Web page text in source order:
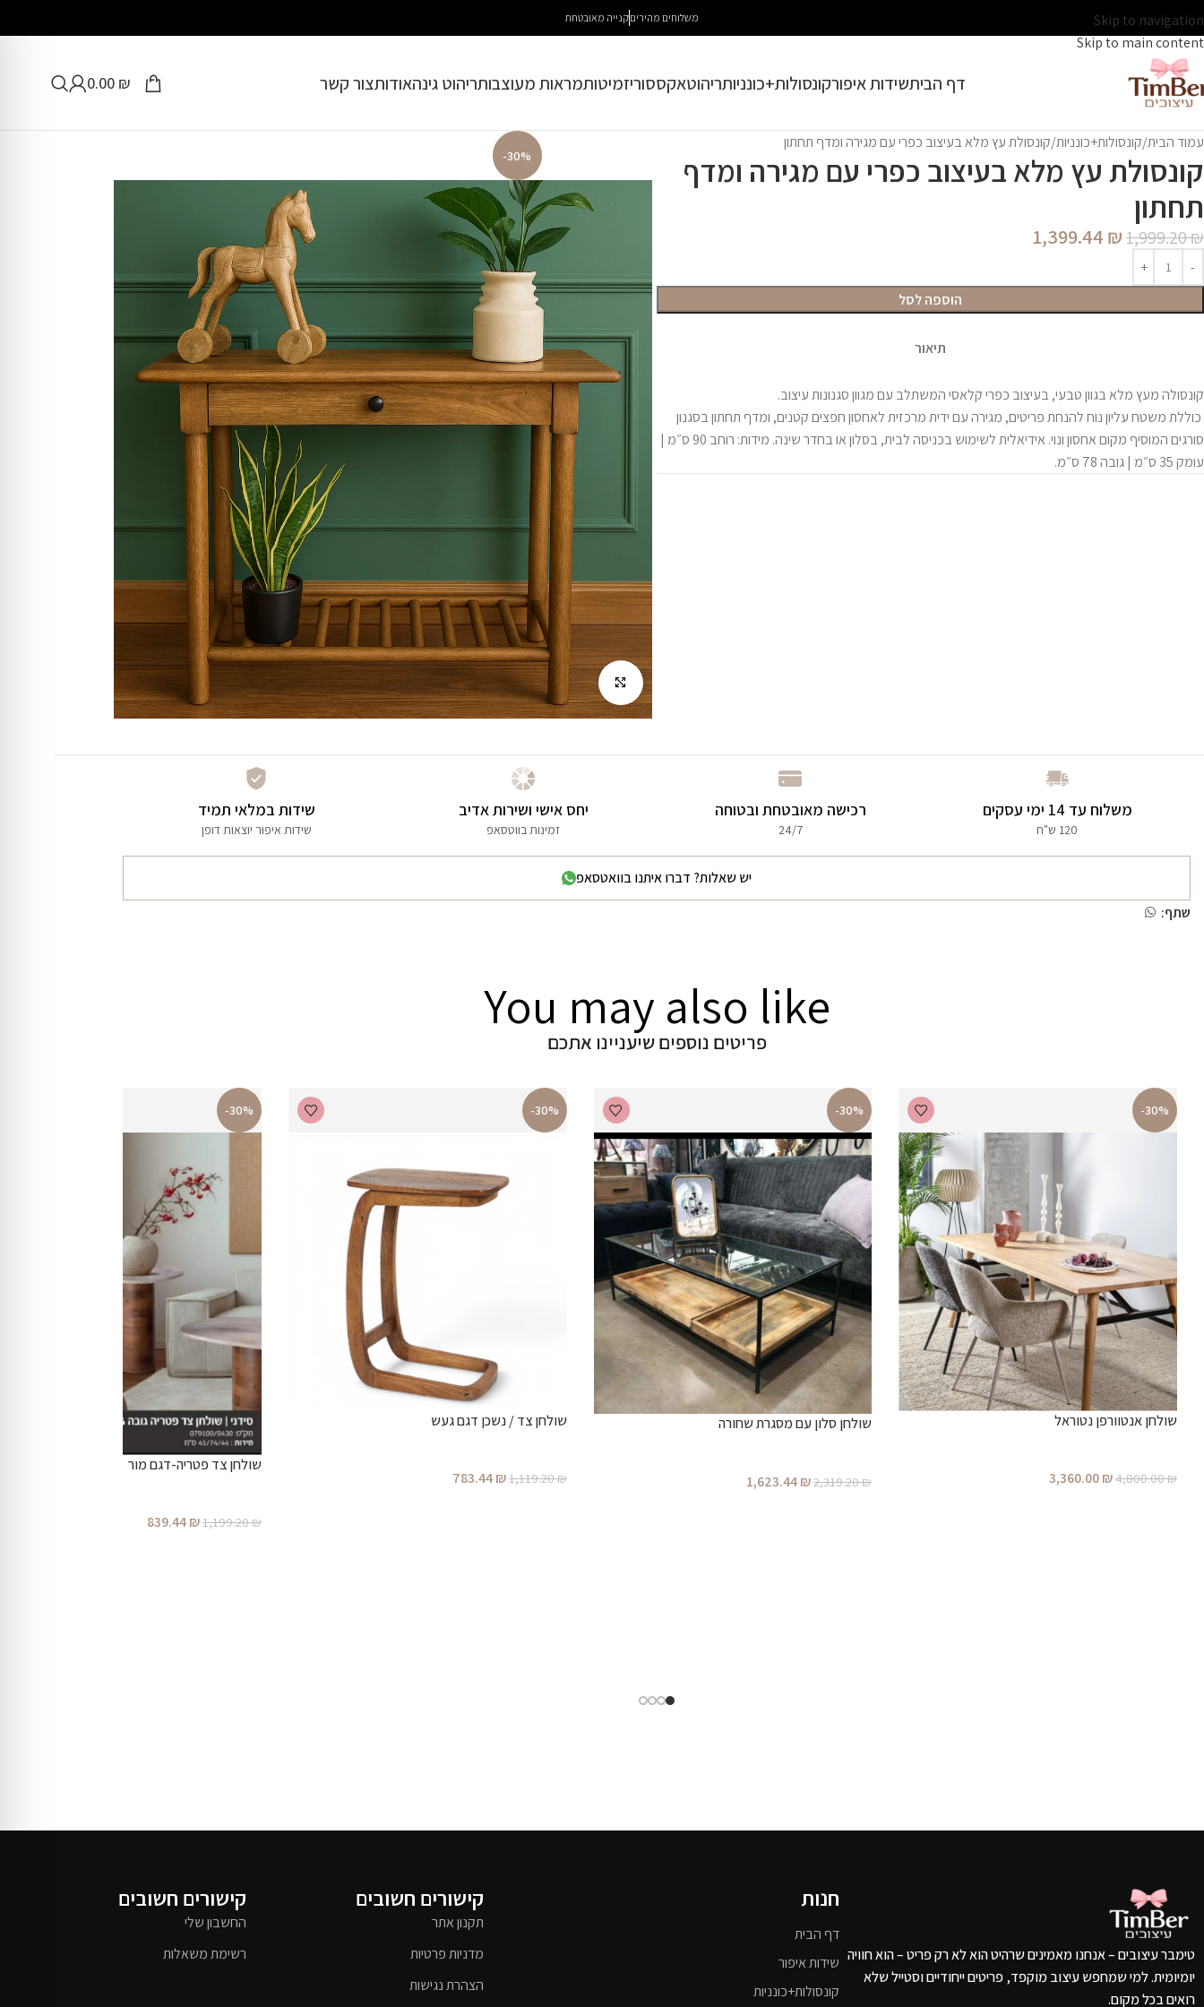
Skip to navigation
Skip to main content
משלוחים מהיריםקנייה מאובטחת
דף הביתשידות איפורקונסולות+כונניותריהוטאקססוריזמיטותמראות מעוצבותריהוט גינהאודותצור קשר 0.00 ₪
עמוד הבית קונסולות+כונניות קונסולת עץ מלא בעיצוב כפרי עם מגירה ומדף תחתון
קונסולת עץ מלא בעיצוב כפרי עם מגירה ומדף
תחתון
1,999.20₪
1,399.44 ₪
הוספה לסל
תיאור
קונסולה מעץ מלא בגוון טבעי, בעיצוב כפרי קלאסי המשתלב עם מגוון סגנונות עיצוב.
כוללת משטח עליון נוח להנחת פריטים, מגירה עם ידית מרכזית לאחסון חפצים קטנים, ומדף תחתון בסגנון
סורגים המוסיף מקום אחסון ונוי. אידיאלית לשימוש בכניסה לבית, בסלון או בחדר שינה. מידות: רוחב 90 ס״מ |
עומק 35 ס״מ | גובה 78 ס״מ.
-30%
לחץ להגדלה
משלוח עד 14 ימי עסקים
120 ש"ח
רכישה מאובטחת ובטוחה
24/7
יחס אישי ושירות אדיב
זמינות בווטסאפ
שידות במלאי תמיד
שידות איפור יוצאות דופן
יש שאלות? דברו איתנו בוואטסאפ
שתף:
You may also like
פריטים נוספים שיעניינו אתכם
-30%
שולחן אנטוורפן נטוראל
4,800.00₪
3,360.00₪
-30%
שולחן סלון עם מסגרת שחורה
2,319.20₪
1,623.44₪
-30%
שולחן צד / נשכן דגם געש
1,119.20₪
783.44₪
-30%
שולחן צד פטריה-דגם מור
1,199.20₪
839.44₪
טימבר עיצובים – אנחנו מאמינים שרהיט הוא לא רק פריט – הוא חוויה
יומיומית. למי שמחפש עיצוב מוקפד, פריטים ייחודיים וסטייל שלא
רואים בכל מקום.
חנות
דף הבית
שידות איפור
קונסולות+כונניות
קישורים חשובים
תקנון אתר
מדניות פרטיות
הצהרת נגישות
קישורים חשובים
החשבון שלי
רשימת משאלות